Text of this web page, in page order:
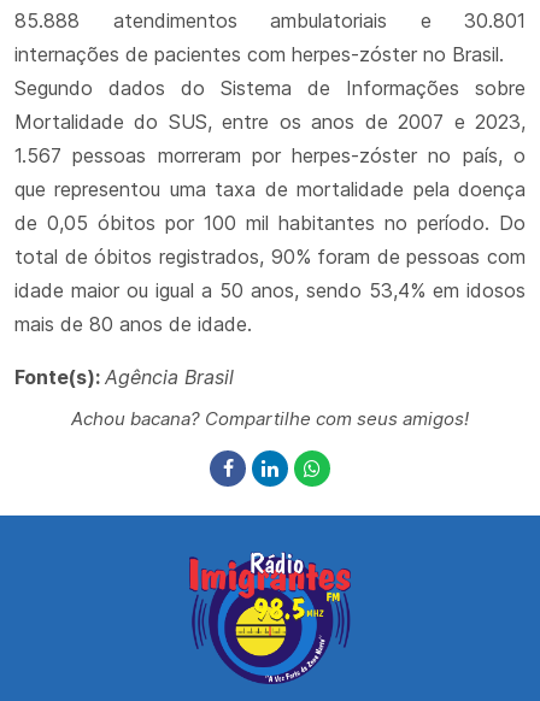
85.888 atendimentos ambulatoriais e 30.801
internações de pacientes com herpes-zóster no Brasil.
Segundo dados do Sistema de Informações sobre
Mortalidade do SUS, entre os anos de 2007 e 2023,
1.567 pessoas morreram por herpes-zóster no país, o
que representou uma taxa de mortalidade pela doença
de 0,05 óbitos por 100 mil habitantes no período. Do
total de óbitos registrados, 90% foram de pessoas com
idade maior ou igual a 50 anos, sendo 53,4% em idosos
mais de 80 anos de idade.
Fonte(s): Agência Brasil
Achou bacana? Compartilhe com seus amigos!